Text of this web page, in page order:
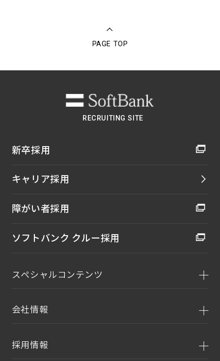
PAGE TOP
RECRUITING SITE
新卒採用
キャリア採用
障がい者採用
ソフトバンク クルー採用
スペシャルコンテンツ
会社情報
採用情報